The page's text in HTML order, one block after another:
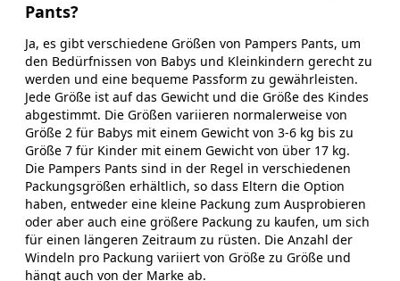
Pants?
Ja, es gibt verschiedene Größen von Pampers Pants, um
den Bedürfnissen von Babys und Kleinkindern gerecht zu
werden und eine bequeme Passform zu gewährleisten.
Jede Größe ist auf das Gewicht und die Größe des Kindes
abgestimmt. Die Größen variieren normalerweise von
Größe 2 für Babys mit einem Gewicht von 3-6 kg bis zu
Größe 7 für Kinder mit einem Gewicht von über 17 kg.
Die Pampers Pants sind in der Regel in verschiedenen
Packungsgrößen erhältlich, so dass Eltern die Option
haben, entweder eine kleine Packung zum Ausprobieren
oder aber auch eine größere Packung zu kaufen, um sich
für einen längeren Zeitraum zu rüsten. Die Anzahl der
Windeln pro Packung variiert von Größe zu Größe und
hängt auch von der Marke ab.